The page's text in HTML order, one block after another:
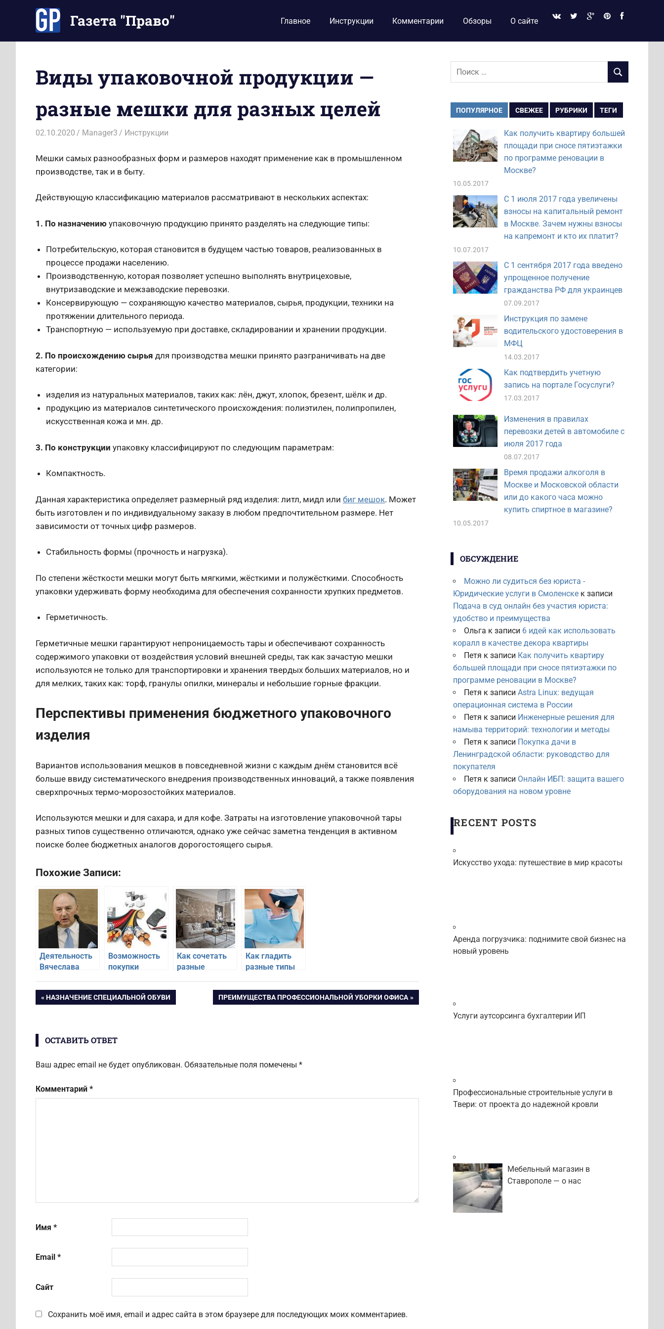
содержимому
Газета "Право"
Ваше
время
Главное Инструкции Комментарии Обзоры О сайте
Виды упаковочной продукции —
разные мешки для разных целей
02.10.2020 Manager3 Инструкции
Мешки самых разнообразных форм и размеров находят применение как в промышленном
производстве, так и в быту.
Действующую классификацию материалов рассматривают в нескольких аспектах:
1. По назначению упаковочную продукцию принято разделять на следующие типы:
Потребительскую, которая становится в будущем частью товаров, реализованных в
процессе продажи населению.
Производственную, которая позволяет успешно выполнять внутрицеховые,
внутризаводские и межзаводские перевозки.
Консервирующую — сохраняющую качество материалов, сырья, продукции, техники на
протяжении длительного периода.
Транспортную — используемую при доставке, складировании и хранении продукции.
2. По происхождению сырья для производства мешки принято разграничивать на две
категории:
изделия из натуральных материалов, таких как: лён, джут, хлопок, брезент, шёлк и др.
продукцию из материалов синтетического происхождения: полиэтилен, полипропилен,
искусственная кожа и мн. др.
3. По конструкции упаковку классифицируют по следующим параметрам:
Компактность.
Данная характеристика определяет размерный ряд изделия: литл, мидл или биг мешок. Может
быть изготовлен и по индивидуальному заказу в любом предпочтительном размере. Нет
зависимости от точных цифр размеров.
Стабильность формы (прочность и нагрузка).
По степени жёсткости мешки могут быть мягкими, жёсткими и полужёсткими. Способность
упаковки удерживать форму необходима для обеспечения сохранности хрупких предметов.
Герметичность.
Герметичные мешки гарантируют непроницаемость тары и обеспечивают сохранность
содержимого упаковки от воздействия условий внешней среды, так как зачастую мешки
используются не только для транспортировки и хранения твердых больших материалов, но и
для мелких, таких как: торф, гранулы опилки, минералы и небольшие горные фракции.
Перспективы применения бюджетного упаковочного
изделия
Вариантов использования мешков в повседневной жизни с каждым днём становится всё
больше ввиду систематического внедрения производственных инноваций, а также появления
сверхпрочных термо-морозостойких материалов.
Используются мешки и для сахара, и для кофе. Затраты на изготовление упаковочной тары
разных типов существенно отличаются, однако уже сейчас заметна тенденция в активном
поиске более бюджетных аналогов дорогостоящего сырья.
Похожие Записи:
Деятельность
Вячеслава
Возможность
покупки
продукции
Как сочетать
разные
интерьере
Как гладить
разные типы
правильно
Навигация
записям
ПРЕДЫДУЩАЯ
НАЗНАЧЕНИЕ СПЕЦИАЛЬНОЙ ОБУВИ
СЛЕДУЮЩАЯ
ПРЕИМУЩЕСТВА ПРОФЕССИОНАЛЬНОЙ УБОРКИ ОФИСА
ОСТАВИТЬ ОТВЕТ
Ваш адрес email не будет опубликован. Обязательные поля помечены *
Комментарий *
Имя *
Email *
Сайт
Сохранить моё имя, email и адрес сайта в этом браузере для последующих моих комментариев.
Поиск
ПОИСК
ПОПУЛЯРНОЕ СВЕЖЕЕ РУБРИКИ ТЕГИ
Как получить квартиру большей
площади при сносе пятиэтажки
по программе реновации в
Москве?
10.05.2017
С 1 июля 2017 года увеличены
взносы на капитальный ремонт
в Москве. Зачем нужны взносы
на капремонт и кто их платит?
10.07.2017
С 1 сентября 2017 года введено
упрощенное получение
гражданства РФ для украинцев
07.09.2017
Инструкция по замене
водительского удостоверения в
МФЦ
14.03.2017
Как подтвердить учетную
запись на портале Госуслуги?
17.03.2017
Изменения в правилах
перевозки детей в автомобиле с
июля 2017 года
08.07.2017
Время продажи алкоголя в
Москве и Московской области
или до какого часа можно
купить спиртное в магазине?
10.05.2017
ОБСУЖДЕНИЕ
Можно ли судиться без юриста -
Юридические услуги в Смоленскек записи
Подача в суд онлайн без участия юриста:
удобство и преимущества
Ольга к записи 6 идей как использовать
коралл в качестве декора квартиры
Петя к записи Как получить квартиру
большей площади при сносе пятиэтажки по
программе реновации в Москве?
Петя к записи Astra Linux: ведущая
операционная система в России
Петя к записи Инженерные решения для
намыва территорий: технологии и методы
Петя к записи Покупка дачи в
Ленинградской области: руководство для
покупателя
Петя к записи Онлайн ИБП: защита вашего
оборудования на новом уровне
RECENT POSTS
Искусство ухода: путешествие в мир красоты
Аренда погрузчика: поднимите свой бизнес на
новый уровень
Услуги аутсорсинга бухгалтерии ИП
Профессиональные строительные услуги в
Твери: от проекта до надежной кровли
Мебельный магазин в
Ставрополе — о нас